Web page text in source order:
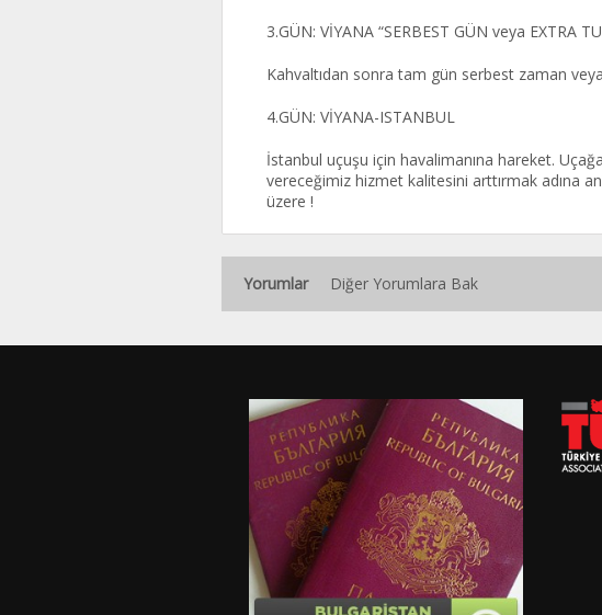
3.GÜN: VİYANA “SERBEST GÜN veya EXTRA
Kahvaltıdan sonra tam gün serbest zaman
4.GÜN: VİYANA-ISTANBUL
İstanbul uçuşu için havalimanına hareket.
vereceğimiz hizmet kalitesini arttırmak adına
üzere !
Yorumlar Diğer Yorumlara Bak